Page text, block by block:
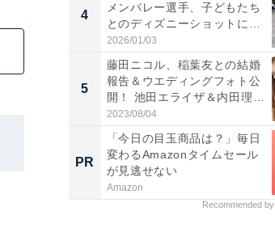
4
メンバレー選手、子どもたち
とのディズニーショットに
「か...
2026/01/03
5
藤田ニコル、稲葉友との結婚
報告＆ウエディングフォト公
開！ 池田エライザ＆内田理
央...
2023/08/04
PR
「今日の目玉商品は？」毎日
変わるAmazonタイムセール
が見逃せない
Amazon
Recommended by